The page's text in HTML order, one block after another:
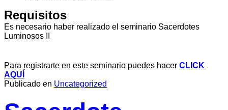
Requisitos
Es necesario haber realizado el seminario Sacerdotes
Luminosos II
Para registrarte en este seminario puedes hacer CLICK
AQUÍ
Publicado en Uncategorized